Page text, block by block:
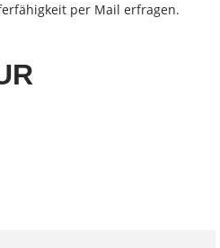
per Mail erfragen.